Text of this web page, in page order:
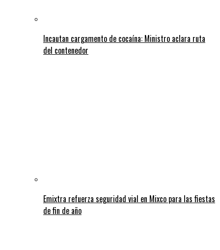
Incautan cargamento de cocaína: Ministro aclara ruta
del contenedor
Emixtra refuerza seguridad vial en Mixco para las fiestas
de fin de año